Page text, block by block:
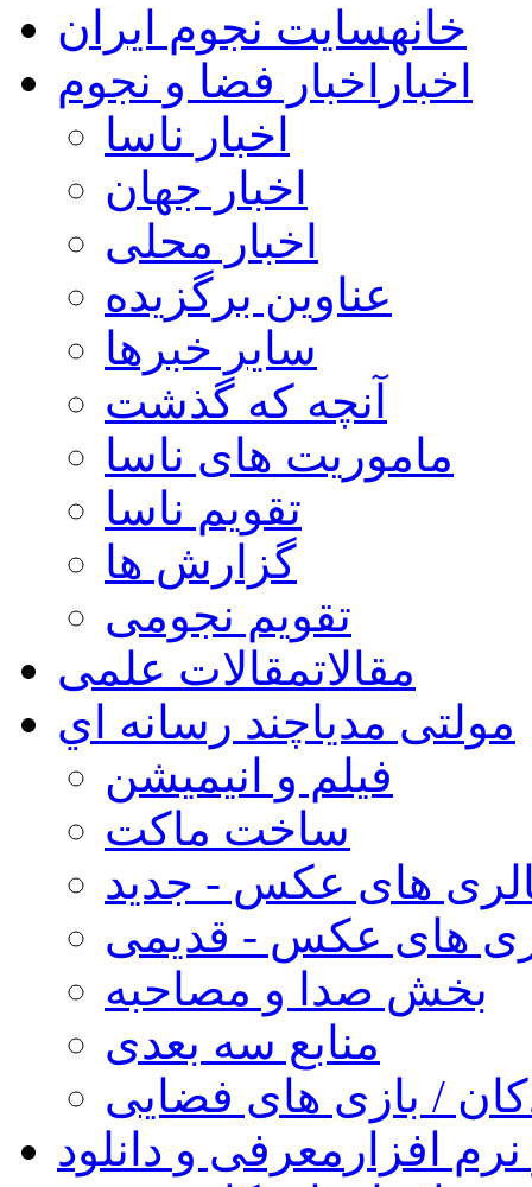
خانهسایت نجوم ایران
اخبار اخبار فضا و نجوم
اخبار ناسا
اخبار جهان
اخبار محلی
عناوین برگزیده
سایر خبرها
آنچه که گذشت
ماموریت های ناسا
تقویم ناسا
گزارش ها
تقویم نجومی
مقالاتمقالات علمی
مولتی مدیاچند رسانه اي
فیلم و انیمیشن
ساخت ماکت
های عکس - جدید
های عکس - قدیمی
بخش صدا و مصاحبه
منابع سه بعدی
/ بازی های فضایی
افزار معرفی و دانلود